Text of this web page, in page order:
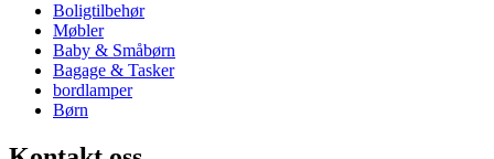
Boligtilbehør
Møbler
Baby & Småbørn
Bagage & Tasker
bordlamper
Børn